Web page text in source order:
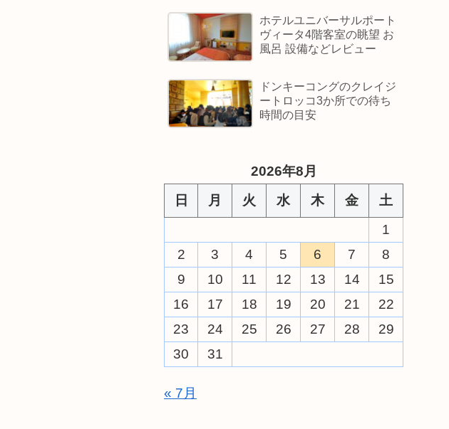
ホテルユニバーサルポート
ヴィータ4階客室の眺望 お
風呂 設備などレビュー
ドンキーコングのクレイジ
ートロッコ3か所での待ち
時間の目安
2026年8月
日
月 火 水 木 金
土
1
2
3 4 5 6 7
8
9
10 11 12 13 14
15
16
17 18 19 20 21
22
23
24 25 26 27 28
29
30
31
« 7月